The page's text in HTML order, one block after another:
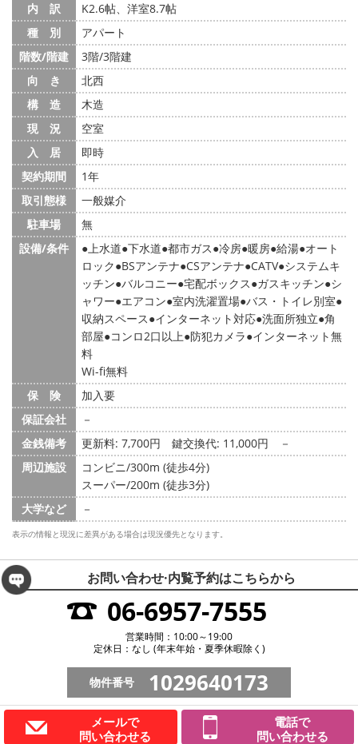
内 訳
K2.6帖、洋室8.7帖
種 別
アパート
階数/階建
3階/3階建
向 き
北西
構 造
木造
現 況
空室
入 居
即時
契約期間
1年
取引態様
一般媒介
駐車場
無
設備/条件
上水道 下水道 都市ガス 冷房 暖房 給湯 オート
ロック BSアンテナ CSアンテナ CATV システムキ
ッチン バルコニー 宅配ボックス ガスキッチン シ
ャワー エアコン 室内洗濯置場 バス・トイレ別室
収納スペース インターネット対応 洗面所独立 角
部屋 コンロ2口以上 防犯カメラ インターネット無
料
Wi-fi無料
保 険
加入要
保証会社
－
金銭備考
更新料: 7,700円 鍵交換代: 11,000円
－
周辺施設
コンビニ/300m (徒歩4分)
スーパー/200m (徒歩3分)
大学など
－
表示の情報と現況に差異がある場合は現況優先となります。
お問い合わせ·内覧予約はこちらから
06-6957-7555
営業時間：10:00～19:00
定休日：なし (年末年始・夏季休暇除く)
物件番号 1029640173
メールで
問い合わせる
電話で
問い合わせる